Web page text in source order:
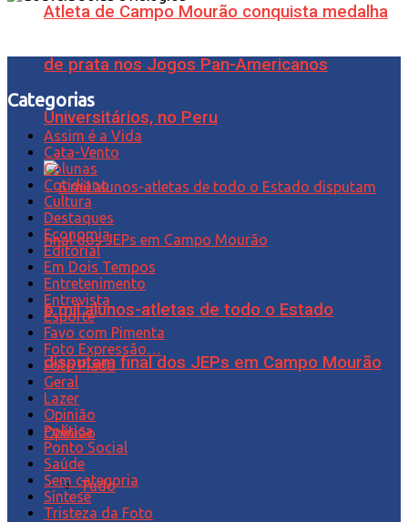
Atleta de Campo Mourão conquista medalha
de prata nos Jogos Pan-Americanos
Universitários, no Peru
6 mil alunos-atletas de todo o Estado
disputam final dos JEPs em Campo Mourão
Opinião
Tudo
Categorias
Assim é a Vida
Cata-Vento
Colunas
Cotidiano
Cultura
Destaques
Economia
Editorial
Em Dois Tempos
Entretenimento
Entrevista
Esporte
Favo com Pimenta
Foto Expressão…
Foto Piada
Geral
Lazer
Opinião
Política
Ponto Social
Saúde
Sem categoria
Síntese
Tristeza da Foto